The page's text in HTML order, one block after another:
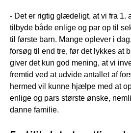
- Det er rigtig glædeligt, at vi fra 1.
tilbyde både enlige og par op til
til første barn. Mange oplever i
forsøg til end tre, før det lykkes at
giver det kun god mening, at vi
fremtid ved at udvide antallet af
hermed vil kunne hjælpe med at
enlige og pars største ønske,
danne familie.